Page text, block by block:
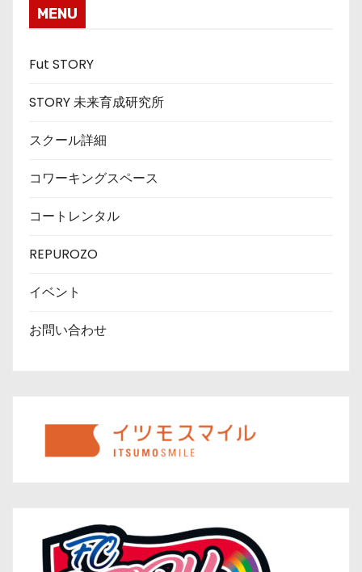
MENU
Fut STORY
STORY 未来育成研究所
スクール詳細
コワーキングスペース
コートレンタル
REPUROZO
イベント
お問い合わせ